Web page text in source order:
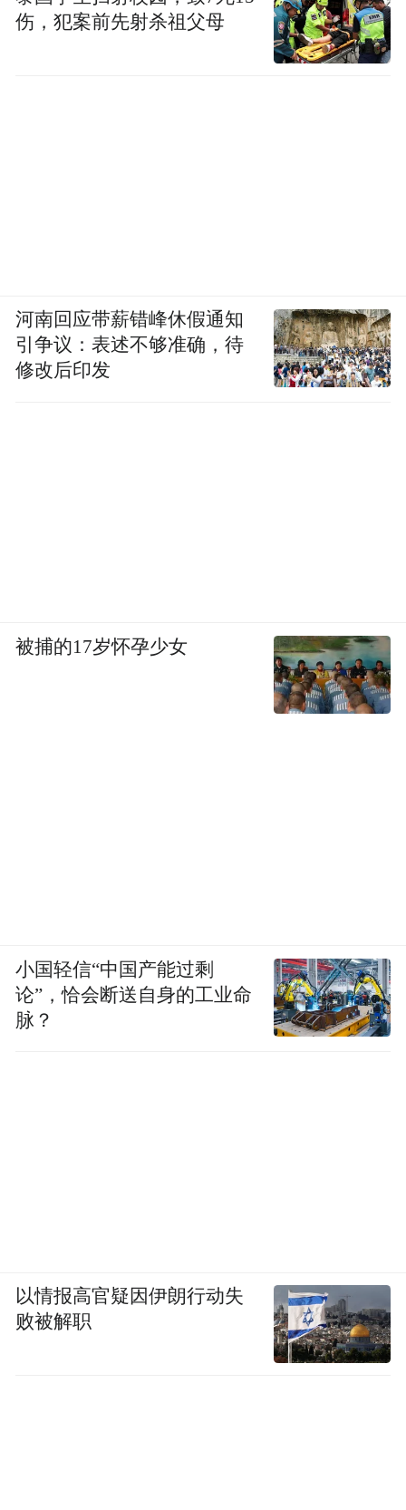
伤，犯案前先射杀祖父母
河南回应带薪错峰休假通知
引争议：表述不够准确，待
修改后印发
被捕的17岁怀孕少女
小国轻信“中国产能过剩
论”，恰会断送自身的工业命
脉？
以情报高官疑因伊朗行动失
败被解职